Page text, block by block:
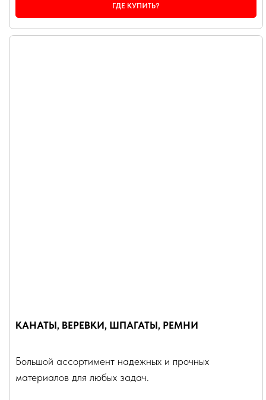
ГДЕ КУПИТЬ?
КАНАТЫ, ВЕРЕВКИ, ШПАГАТЫ, РЕМНИ
Большой ассортимент надежных и прочных
материалов для любых задач.